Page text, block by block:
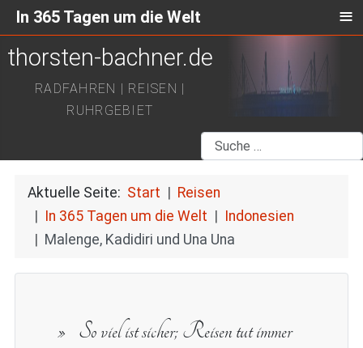
thorsten-bachner.de
RADFAHREN | REISEN |
RUHRGEBIET
Suchen
Aktuelle Seite: Start
Reisen
In 365 Tagen um die Welt
Indonesien
Malenge, Kadidiri und Una Una
So viel ist sicher; Reisen tut immer
In 365 Tagen um die Welt ≡